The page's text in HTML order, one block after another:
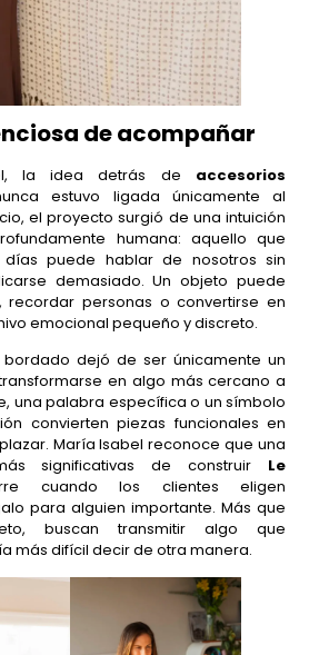
de acompañar
la idea detrás de accesorios
estuvo ligada únicamente al
el proyecto surgió de una intuición
humana: aquello que
puede hablar de nosotros sin
demasiado. Un objeto puede
recordar personas o convertirse en
emocional pequeño y discreto.
dejó de ser únicamente un
en algo más cercano a
una palabra específica o un símbolo
convierten piezas funcionales en
María Isabel reconoce que una
significativas de construir Le
cuando los clientes eligen
para alguien importante. Más que
buscan transmitir algo que
más difícil decir de otra manera.